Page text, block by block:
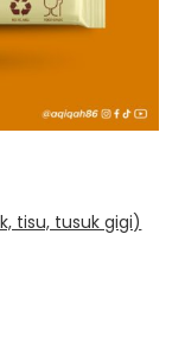
tisu, tusuk gigi)